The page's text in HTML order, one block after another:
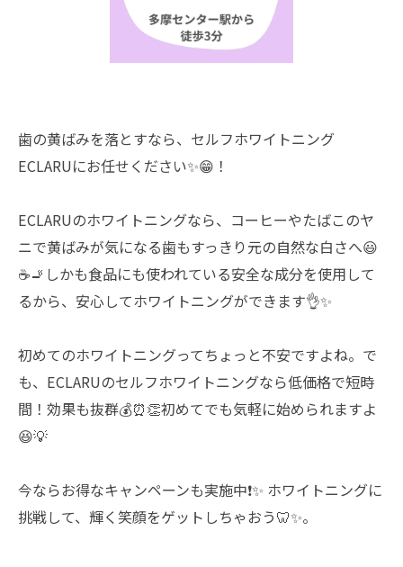
歯の黄ばみを落とすなら、セルフホワイトニング
ECLARUにお任せください✨😁！
ECLARUのホワイトニングなら、コーヒーやたばこのヤ
ニで黄ばみが気になる歯もすっきり元の自然な白さへ😃
☕🚬しかも食品にも使われている安全な成分を使用して
るから、安心してホワイトニングができます👌✨
初めてのホワイトニングってちょっと不安ですよね。で
も、ECLARUのセルフホワイトニングなら低価格で短時
間！効果も抜群💰⏰👏初めてでも気軽に始められますよ
😆💡
今ならお得なキャンペーンも実施中❗✨ ホワイトニングに
挑戦して、輝く笑顔をゲットしちゃおう🦷✨。